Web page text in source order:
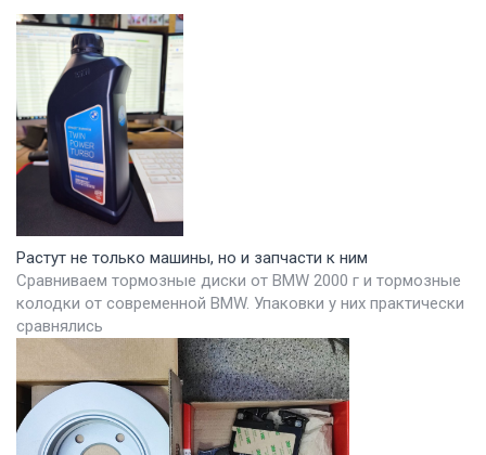
Растут не только машины, но и запчасти к ним
Сравниваем тормозные диски от BMW 2000 г и тормозные
колодки от современной BMW. Упаковки у них практически
сравнялись